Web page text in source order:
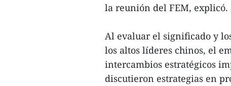
la reunión del FEM, explicó.
Al evaluar el significado y
los altos líderes chinos, el
intercambios estratégicos
discutieron estrategias en